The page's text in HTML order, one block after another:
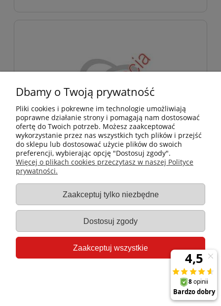
Podstawa | Hendi
Producent: Grafen
Kod produktu: MFS65.105/90
2 520,27 zł
2 049,00 zł
Dbamy o Twoją prywatność
Pliki cookies i pokrewne im technologie umożliwiają
poprawne działanie strony i pomagają nam dostosować
ofertę do Twoich potrzeb. Możesz zaakceptować
wykorzystanie przez nas wszystkich tych plików i przejść
do sklepu lub dostosować użycie plików do swoich
preferencji, wybierając opcję "Dostosuj zgody".
Więcej o plikach cookies przeczytasz w naszej Polityce
prywatności.
Zaakceptuj tylko niezbędne
Dostosuj zgody
Zaakceptuj wszystkie